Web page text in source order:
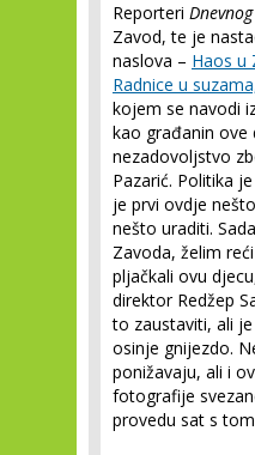
Reporteri
Zavod, te je
naslova – Haos u
Radnice u
kojem se navodi
kao građanin ove
nezadovoljstvo
Pazarić. Politika
je prvi ovdje
nešto uraditi.
Zavoda, želim
pljačkali ovu
direktor Redžep
to zaustaviti, ali
osinje gnijezdo.
ponižavaju, ali i
fotografije
provedu sat s